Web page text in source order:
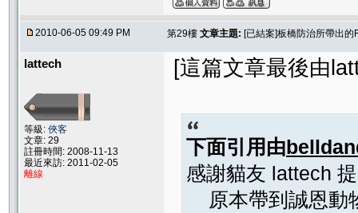
2010-06-05 09:49 PM 第29樓 文章主題: [已結案]板橋防治所帶出
lattech
等級: 俠客
文章: 29
註冊時間: 2008-11-13
最近來訪: 2011-02-05
離線
[這篇文章最後由
下面引用由
感謝貓友 lattech
原本帶到誠恩動